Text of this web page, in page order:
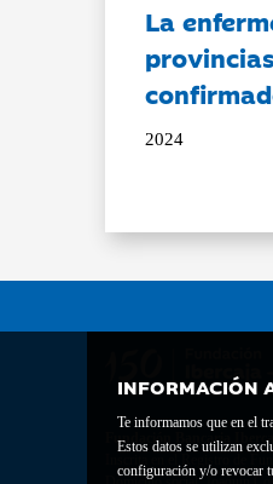
INFORMACIÓN
Te informamos que en el
Estos datos se utilizan
configuración y/o revocar
La
2024
Fundación Bancaria
Inscrita en el Registro de